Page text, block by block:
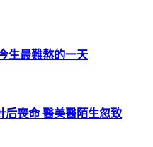
生最難熬的一天
后喪命 醫美醫陌生忽致